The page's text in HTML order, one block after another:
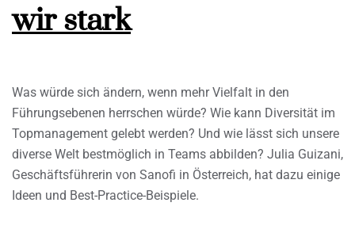
wir stark
Was würde sich ändern, wenn mehr Vielfalt in den
Führungsebenen herrschen würde? Wie kann Diversität im
Topmanagement gelebt werden? Und wie lässt sich unsere
diverse Welt bestmöglich in Teams abbilden? Julia Guizani,
Geschäftsführerin von Sanofi in Österreich, hat dazu einige
Ideen und Best-Practice-Beispiele.